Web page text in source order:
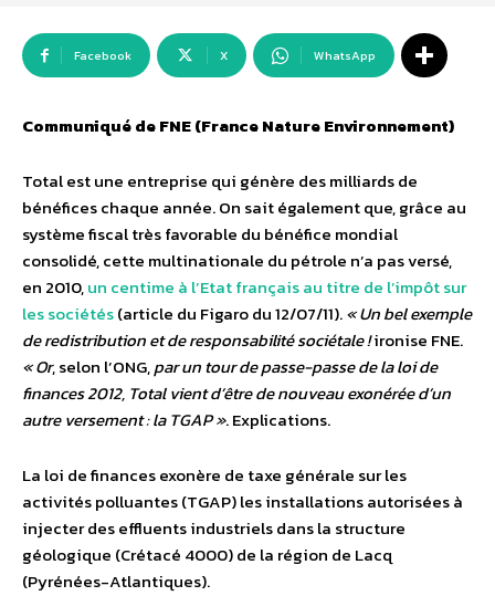
Facebook X WhatsApp
Communiqué de FNE (France Nature Environnement)
Total est une entreprise qui génère des milliards de
bénéfices chaque année. On sait également que, grâce au
système fiscal très favorable du bénéfice mondial
consolidé, cette multinationale du pétrole n’a pas versé,
en 2010,un centime à l’Etat français au titre de l’impôt sur
les sociétés(article du Figaro du 12/07/11).« Un bel exemple
de redistribution et de responsabilité sociétale !ironise FNE.
« Or, selon l’ONG,par un tour de passe-passe de la loi de
finances 2012, Total vient d’être de nouveau exonérée d’un
autre versement : la TGAP ». Explications.
La loi de finances exonère de taxe générale sur les
activités polluantes (TGAP) les installations autorisées à
injecter des effluents industriels dans la structure
géologique (Crétacé 4000) de la région de Lacq
(Pyrénées-Atlantiques).